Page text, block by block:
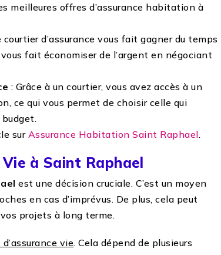
meilleures offres d’assurance habitation à
courtier d’assurance vous fait gagner du temps
fait économiser de l’argent en négociant
: Grâce à un courtier, vous avez accès à un
ce qui vous permet de choisir celle qui
sur Assurance Habitation Saint Raphael.
à Saint Raphael
est une décision cruciale. C’est un moyen
en cas d’imprévus. De plus, cela peut
projets à long terme.
vie. Cela dépend de plusieurs